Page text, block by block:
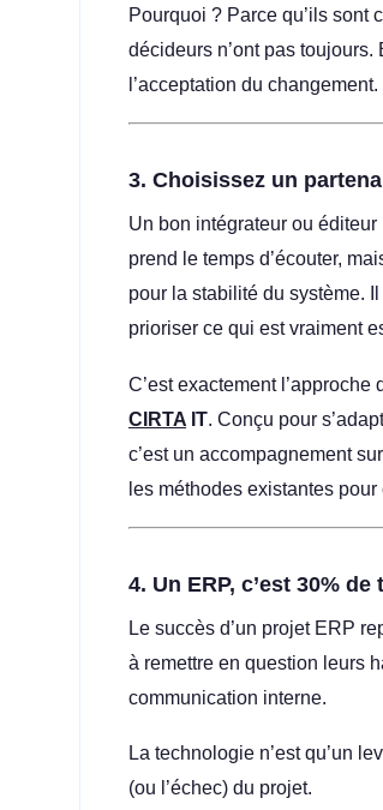
Pourquoi ? Parce qu’ils sont
décideurs n’ont pas
l’acceptation du changement.
3. Choisissez un
Un bon intégrateur ou
prend le temps d’écouter,
pour la stabilité du système.
prioriser ce qui est vraiment
C’est exactement
CIRTA IT. Conçu pour
c’est un accompagnement
les méthodes existantes
4. Un ERP, c’est 30%
Le succès d’un projet ERP
à remettre en question leurs
communication interne.
La technologie n’est qu’un
(ou l’échec) du projet.